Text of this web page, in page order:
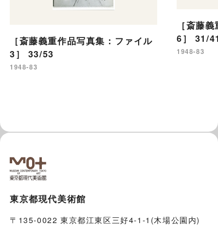
［斎藤義重作品写真集：ファイル
3］ 33/53
1948-83
［斎藤
6］ 31/
1948-83
東京都現代美術館
〒135-0022 東京都江東区三好4-1-1(木場公園内)